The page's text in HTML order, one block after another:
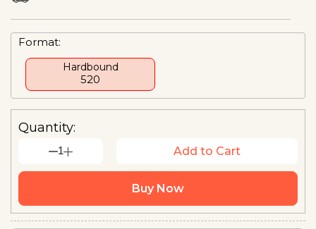
Format:
Hardbound
₹520
Quantity:
1 Add to Cart
Buy Now